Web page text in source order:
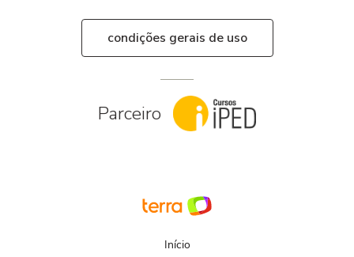
condições gerais de uso
Parceiro
Início